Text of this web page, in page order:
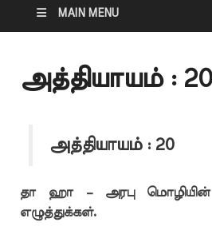
MAIN MENU
அத்தியாயம் :
அத்தியாயம் : 20
தா ஹா – அரபு மொழியின்
எழுத்துக்கள்.